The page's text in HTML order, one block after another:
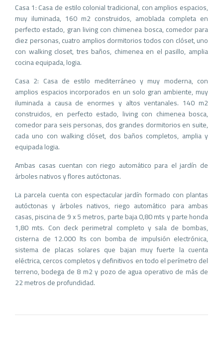
Casa 1: Casa de estilo colonial tradicional, con amplios espacios,
muy iluminada, 160 m2 construidos, amoblada completa en
perfecto estado, gran living con chimenea bosca, comedor para
diez personas, cuatro amplios dormitorios todos con clóset, uno
con walking closet, tres baños, chimenea en el pasillo, amplia
cocina equipada, logia.
Casa 2: Casa de estilo mediterráneo y muy moderna, con
amplios espacios incorporados en un solo gran ambiente, muy
iluminada a causa de enormes y altos ventanales. 140 m2
construidos, en perfecto estado, living con chimenea bosca,
comedor para seis personas, dos grandes dormitorios en suite,
cada uno con walking clóset, dos baños completos, amplia y
equipada logia.
Ambas casas cuentan con riego automático para el jardín de
árboles nativos y flores autóctonas.
La parcela cuenta con espectacular jardín formado con plantas
autóctonas y árboles nativos, riego automático para ambas
casas, piscina de 9 x 5 metros, parte baja 0,80 mts y parte honda
1,80 mts. Con deck perimetral completo y sala de bombas,
cisterna de 12.000 lts con bomba de impulsión electrónica,
sistema de placas solares que bajan muy fuerte la cuenta
eléctrica, cercos completos y definitivos en todo el perímetro del
terreno, bodega de 8 m2 y pozo de agua operativo de más de
22 metros de profundidad.